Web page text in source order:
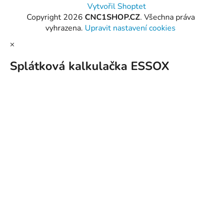
Vytvořil Shoptet
Copyright 2026 CNC1SHOP.CZ. Všechna práva
vyhrazena. Upravit nastavení cookies
×
Splátková kalkulačka ESSOX